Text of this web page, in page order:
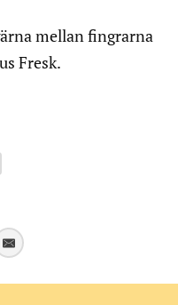
mellan fingrarna
Fresk.